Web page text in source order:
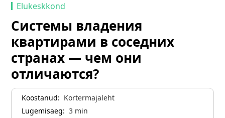
Elukeskkond
Системы владения
квартирами в соседних
странах — чем они
отличаются?
Koostanud: Kortermajaleht
Lugemisaeg: 3 min